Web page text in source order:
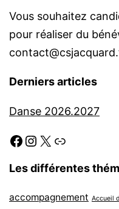
Vous souhaitez
pour réaliser du
Derniers articles
Danse 2026.2027
Facebook
Instagram
X Link
Les différentes
accompagnement Accueil